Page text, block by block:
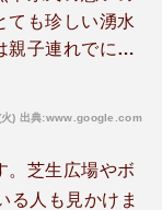
ても珍しい湧水
親子連れでにぎ
する人、ラン
んいて年中観察
) 出典:www.google.com
。芝生広場やボ
る人も見かけま